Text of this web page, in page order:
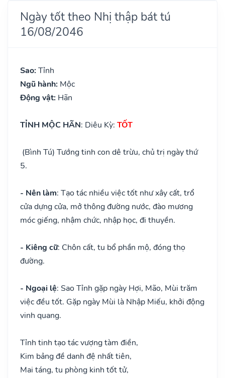
Ngày tốt theo Nhị thập bát tú
16/08/2046
Sao: Tỉnh
Ngũ hành: Mộc
Động vật: Hãn
TỈNH MỘC HÃN: Diêu Kỳ: TỐT
(Bình Tú) Tướng tinh con dê trừu, chủ trị ngày thứ
5.
- Nên làm: Tạo tác nhiều việc tốt như xây cất, trổ
cửa dựng cửa, mở thông đường nước, đào mương
móc giếng, nhậm chức, nhập học, đi thuyền.
- Kiêng cữ: Chôn cất, tu bổ phần mộ, đóng thọ
đường.
- Ngoại lệ: Sao Tỉnh gặp ngày Hợi, Mão, Mùi trăm
việc đều tốt. Gặp ngày Mùi là Nhập Miếu, khởi động
vinh quang.
Tỉnh tinh tạo tác vượng tàm điền,
Kim bảng đề danh đệ nhất tiên,
Mai táng, tu phòng kinh tốt tử,